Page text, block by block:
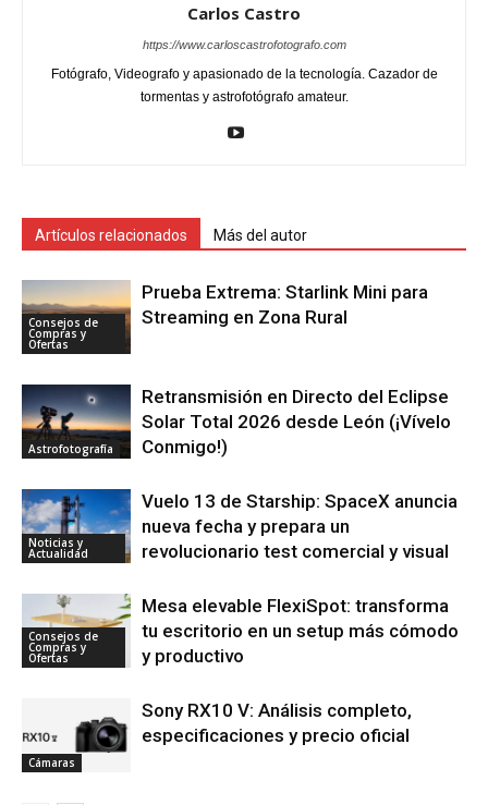
Carlos Castro
https://www.carloscastrofotografo.com
Fotógrafo, Videografo y apasionado de la tecnología. Cazador de
tormentas y astrofotógrafo amateur.
Artículos relacionados Más del autor
Consejos de
Compras y
Ofertas
Prueba Extrema: Starlink Mini para
Streaming en Zona Rural
Astrofotografía
Retransmisión en Directo del Eclipse
Solar Total 2026 desde León (¡Vívelo
Conmigo!)
Noticias y
Actualidad
Vuelo 13 de Starship: SpaceX anuncia
nueva fecha y prepara un
revolucionario test comercial y visual
Consejos de
Compras y
Ofertas
Mesa elevable FlexiSpot: transforma
tu escritorio en un setup más cómodo
y productivo
Cámaras
Sony RX10 V: Análisis completo,
especificaciones y precio oficial